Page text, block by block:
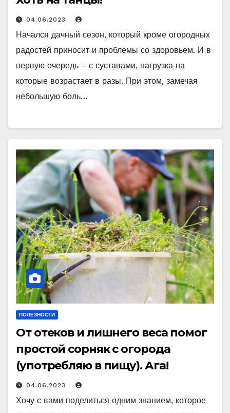
04.06.2023
Начался дачный сезон, который кроме огородных
радостей приносит и проблемы со здоровьем. И в
первую очередь – с суставами, нагрузка на
которые возрастает в разы. При этом, замечая
небольшую боль…
ПОЛЕЗНОСТИ
От отеков и лишнего веса помог
простой сорняк с огорода
(употребляю в пищу). Ага!
04.06.2023
Хочу с вами поделиться одним знанием, которое